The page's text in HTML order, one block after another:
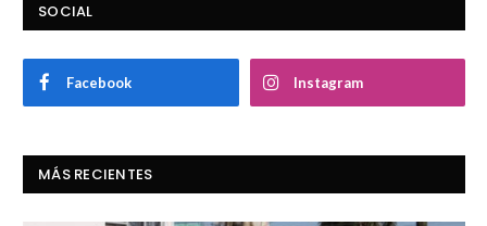
SOCIAL
Facebook Instagram
MÁS RECIENTES